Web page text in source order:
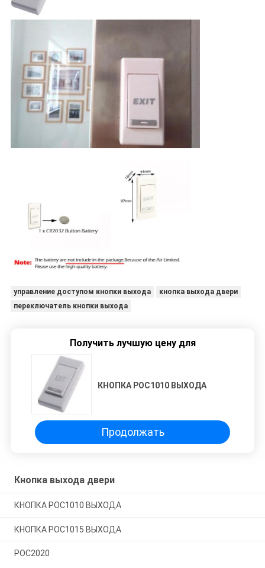
управление доступом кнопки выхода
кнопка выхода двери
переключатель кнопки выхода
Получить лучшую цену для
КНОПКА POC1010 ВЫХОДА
Продолжать
Кнопка выхода двери
КНОПКА POC1010 ВЫХОДА
КНОПКА POC1015 ВЫХОДА
POC2020